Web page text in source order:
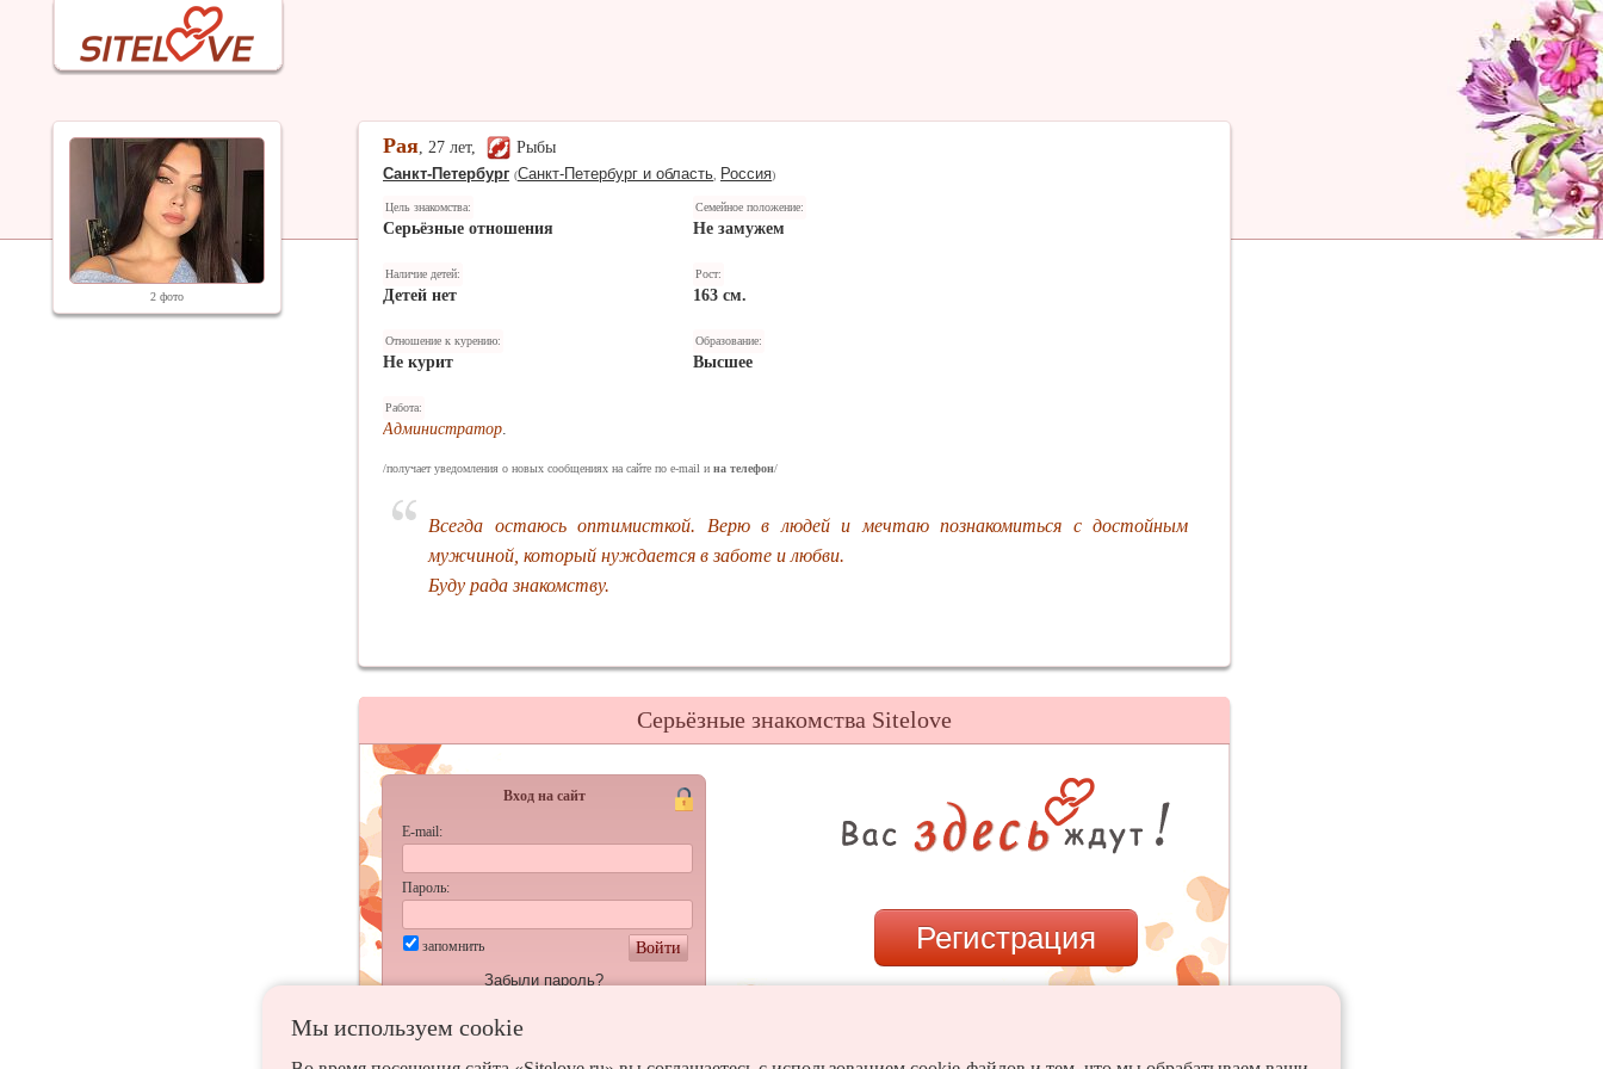
2 фото
Рая, 27 лет,
Рыбы
Санкт-Петербург (Санкт-Петербург и область Россия)
Цель знакомства:
Серьёзные отношения
Семейное положение:
Не замужем
Наличие детей:
Детей нет
Рост:
163 см.
Отношение к курению:
Не курит
Образование:
Высшее
Работа:
Администратор.
/получает уведомления о новых сообщениях на сайте по e-mail и на телефон/
Всегда остаюсь оптимисткой. Верю в людей и мечтаю познакомиться с достойным
мужчиной, который нуждается в заботе и любви.
Буду рада знакомству.
Мы используем сookie
Серьёзные знакомства Sitelove
Вход на сайт
E-mail:
Пароль:
запомнить
Войти
Забыли пароль?
Регистрация